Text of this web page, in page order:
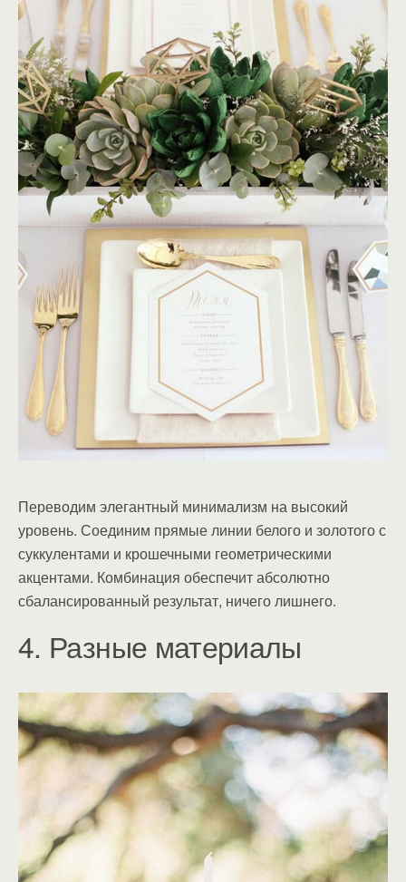
Переводим элегантный минимализм на высокий
уровень. Соединим прямые линии белого и золотого с
суккулентами и крошечными геометрическими
акцентами. Комбинация обеспечит абсолютно
сбалансированный результат, ничего лишнего.
4. Разные материалы